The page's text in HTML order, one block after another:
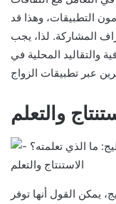
التطبيقات، وهذا قد
المشاركة. لذا، يجب
والتقاليد المحلية في
والتعلم
يمكن القول أنها توفر